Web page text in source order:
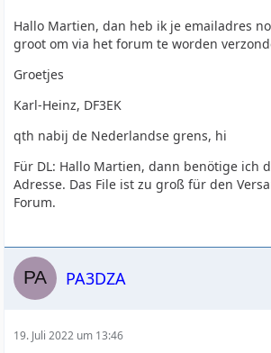
Hallo Martien, dan heb ik je emailadres
groot om via het forum te worden
Groetjes
Karl-Heinz, DF3EK
qth nabij de Nederlandse grens, hi
Für DL: Hallo Martien, dann benötige ich
Adresse. Das File ist zu groß für den
Forum.
PA3DZA
19. Juli 2022 um 13:46